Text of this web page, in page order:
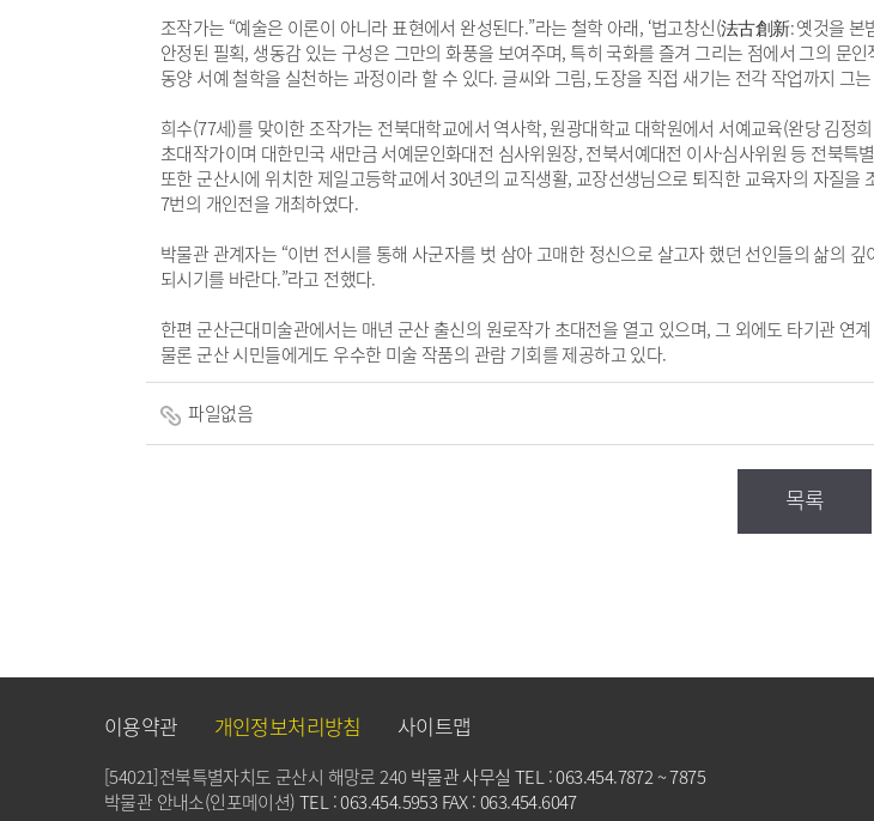
조작가는 “예술은 이론이 아니라 표현에서 완성된다.”라는 철학 아래, ‘법고창신(法古創新: 옛것을
안정된 필획, 생동감 있는 구성은 그만의 화풍을 보여주며, 특히 국화를 즐겨 그리는 점에서 그의 문
동양 서예 철학을 실천하는 과정이라 할 수 있다. 글씨와 그림, 도장을 직접 새기는 전각 작업까지 그
희수(77세)를 맞이한 조작가는 전북대학교에서 역사학, 원광대학교 대학원에서 서예교육(완당 김
초대작가이며 대한민국 새만금 서예문인화대전 심사위원장, 전북서예대전 이사·심사위원 등 전북
또한 군산시에 위치한 제일고등학교에서 30년의 교직생활, 교장선생님으로 퇴직한 교육자의 자질
7번의 개인전을 개최하였다.
박물관 관계자는 “이번 전시를 통해 사군자를 벗 삼아 고매한 정신으로 살고자 했던 선인들의 삶의
되시기를 바란다.”라고 전했다.
한편 군산근대미술관에서는 매년 군산 출신의 원로작가 초대전을 열고 있으며, 그 외에도 타기관 연
물론 군산 시민들에게도 우수한 미술 작품의 관람 기회를 제공하고 있다.
파일없음
목록
이용약관 개인정보처리방침 사이트맵
[54021]전북특별자치도 군산시 해망로 240박물관 사무실 TEL : 063.454.7872 ~ 7875
박물관 안내소(인포메이션)TEL : 063.454.5953 FAX : 063.454.6047